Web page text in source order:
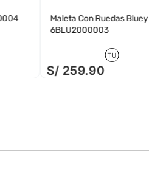
Maleta Con Ruedas Bluey
6BLU2000003
TU
S/ 259.90